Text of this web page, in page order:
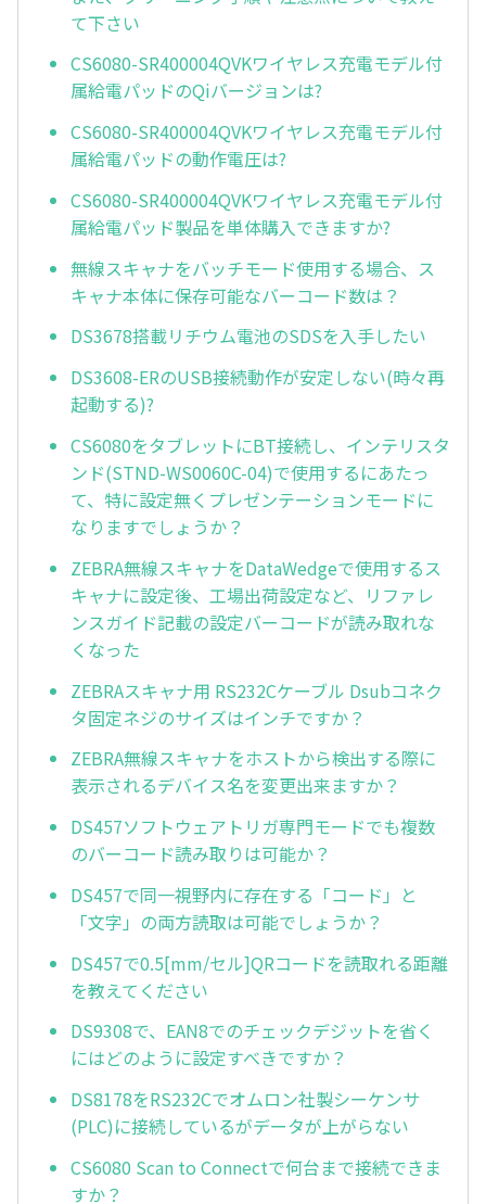
て下さい
CS6080-SR400004QVKワイヤレス充電モデル付
属給電パッドのQiバージョンは?
CS6080-SR400004QVKワイヤレス充電モデル付
属給電パッドの動作電圧は?
CS6080-SR400004QVKワイヤレス充電モデル付
属給電パッド製品を単体購入できますか?
無線スキャナをバッチモード使用する場合、ス
キャナ本体に保存可能なバーコード数は？
DS3678搭載リチウム電池のSDSを入手したい
DS3608-ERのUSB接続動作が安定しない(時々再
起動する)?
CS6080をタブレットにBT接続し、インテリスタ
ンド(STND-WS0060C-04)で使用するにあたっ
て、特に設定無くプレゼンテーションモードに
なりますでしょうか？
ZEBRA無線スキャナをDataWedgeで使用するス
キャナに設定後、工場出荷設定など、リファレ
ンスガイド記載の設定バーコードが読み取れな
くなった
ZEBRAスキャナ用 RS232Cケーブル Dsubコネク
タ固定ネジのサイズはインチですか？
ZEBRA無線スキャナをホストから検出する際に
表示されるデバイス名を変更出来ますか？
DS457ソフトウェアトリガ専門モードでも複数
のバーコード読み取りは可能か？
DS457で同一視野内に存在する「コード」と
「文字」の両方読取は可能でしょうか？
DS457で0.5[mm/セル]QRコードを読取れる距離
を教えてください
DS9308で、EAN8でのチェックデジットを省く
にはどのように設定すべきですか？
DS8178をRS232Cでオムロン社製シーケンサ
(PLC)に接続しているがデータが上がらない
CS6080 Scan to Connectで何台まで接続できま
すか？